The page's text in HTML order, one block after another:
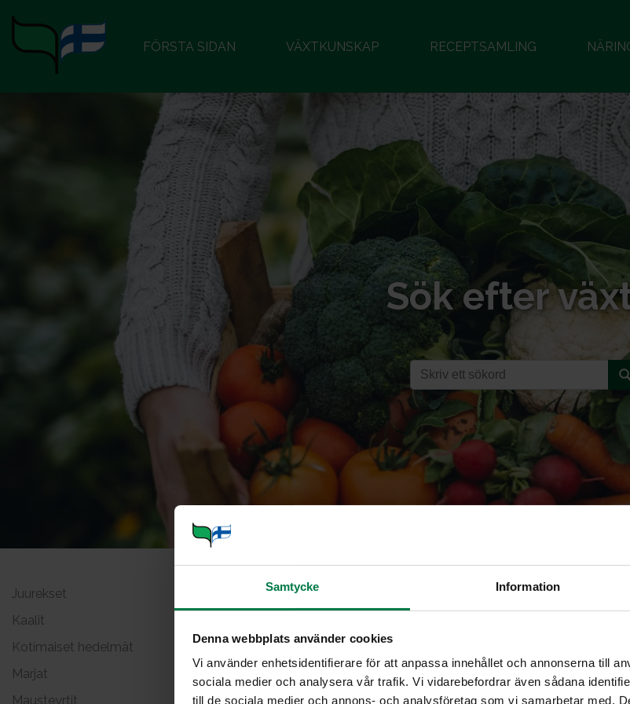
Samtycke Information
Denna webbplats använder cookies
Vi använder enhetsidentifierare för att anpassa innehållet och annonserna till
sociala medier och analysera vår trafik. Vi vidarebefordrar även sådana
till de sociala medier och annons- och analysföretag som vi samarbetar med.
FÖRSTA SIDAN VÄXTKUNSKAP RECEPTSAMLING
Sök efter
Juurekset
Kaalit
Kotimaiset hedelmät
Marjat
Mausteyrtit
Sitruunaruoho
SITRUUNARUOHO